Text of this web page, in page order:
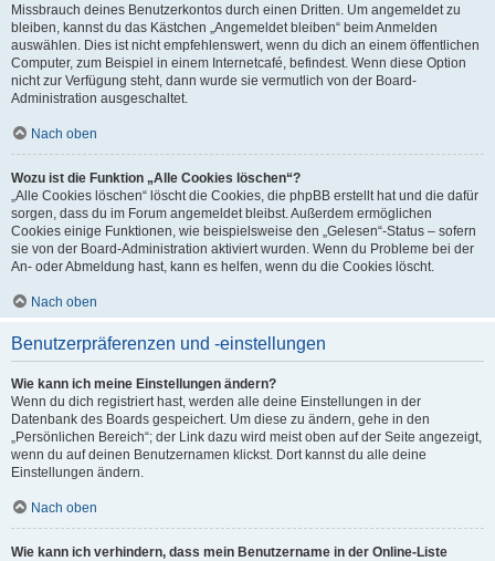
Missbrauch deines Benutzerkontos durch einen Dritten. Um angemeldet zu
bleiben, kannst du das Kästchen „Angemeldet bleiben“ beim Anmelden
auswählen. Dies ist nicht empfehlenswert, wenn du dich an einem öffentlichen
Computer, zum Beispiel in einem Internetcafé, befindest. Wenn diese Option
nicht zur Verfügung steht, dann wurde sie vermutlich von der Board-
Administration ausgeschaltet.
Nach oben
Wozu ist die Funktion „Alle Cookies löschen“?
„Alle Cookies löschen“ löscht die Cookies, die phpBB erstellt hat und die dafür
sorgen, dass du im Forum angemeldet bleibst. Außerdem ermöglichen
Cookies einige Funktionen, wie beispielsweise den „Gelesen“-Status – sofern
sie von der Board-Administration aktiviert wurden. Wenn du Probleme bei der
An- oder Abmeldung hast, kann es helfen, wenn du die Cookies löscht.
Nach oben
Benutzerpräferenzen und -einstellungen
Wie kann ich meine Einstellungen ändern?
Wenn du dich registriert hast, werden alle deine Einstellungen in der
Datenbank des Boards gespeichert. Um diese zu ändern, gehe in den
„Persönlichen Bereich“; der Link dazu wird meist oben auf der Seite angezeigt,
wenn du auf deinen Benutzernamen klickst. Dort kannst du alle deine
Einstellungen ändern.
Nach oben
Wie kann ich verhindern, dass mein Benutzername in der Online-Liste